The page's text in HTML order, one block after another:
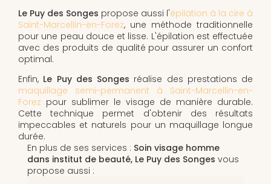
Le Puy des Songes propose aussi l'épilation à la cire à
Saint-Marcellin-en-Forez, une méthode traditionnelle
pour une peau douce et lisse. L'épilation est effectuée
avec des produits de qualité pour assurer un confort
optimal.
Enfin, Le Puy des Songes réalise des prestations de
maquillage semi-permanent à Saint-Marcellin-en-
Forez pour sublimer le visage de manière durable.
Cette technique permet d'obtenir des résultats
impeccables et naturels pour un maquillage longue
durée.
En plus de ses services : Soin visage homme
dans institut de beauté, Le Puy des Songes vous
propose aussi :